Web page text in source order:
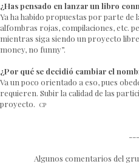
¿Has pensado en lanzar un libro
Ya ha habido propuestas por parte de
alfombras rojas, compilaciones, etc.
mientras siga siendo un proyecto
money, no funny”.
¿Por qué se decidió cambiar el
Va un poco orientado a eso, pues
requieren. Subir la calidad de las
proyecto. CP
Algunos comentarios del